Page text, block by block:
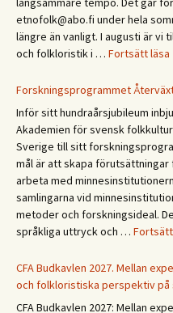
etnofolk@abo.fi under hela
längre än vanligt. I augusti är vi
och folkloristik i … Fortsätt läsa
Forskningsprogrammet
Inför sitt hundraårsjubileum
Akademien för svensk
Sverige till sitt
mål är att skapa
arbeta med
samlingarna vid
metoder och forskningsideal.
språkliga uttryck och …
CFA Budkavlen 2027. Mellan
och folkloristiska perspektiv
CFA Budkavlen 2027: Mellan